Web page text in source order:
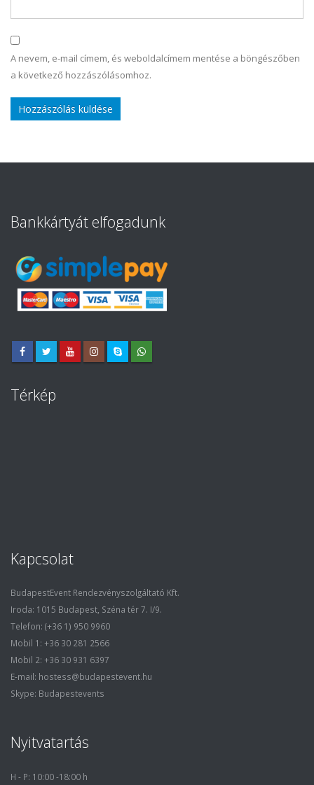
A nevem, e-mail címem, és weboldalcímem mentése a böngészőben
a következő hozzászólásomhoz.
Bankkártyát elfogadunk
Térkép
Kapcsolat
BudapestEvent Rendezvényszolgáltató Kft.
Iroda: 1015 Budapest, Széna tér 7. I/9.
Telefon: (+36 1) 950 9960
Mobil 1: +36 30 281 2566
Mobil 2: +36 30 931 6397
E-mail: hostess@budapestevent.hu
Skype: Budapestevents
Nyitvatartás
H - P: 10:00 -18:00 h